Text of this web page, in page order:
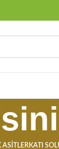
ASITLERKATI